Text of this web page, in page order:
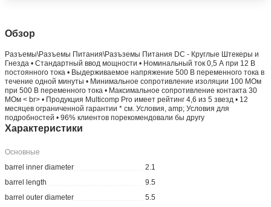
Обзор
Разъемы\Разъемы Питания\Разъземы Питания DC - Круглые Штекеры и
Гнезда • Стандартный ввод мощности • Номинальный ток 0,5 А при 12 В
постоянного тока • Выдерживаемое напряжение 500 В переменного тока в
течение одной минуты • Минимальное сопротивление изоляции 100 МОм
при 500 В переменного тока • Максимальное сопротивление контакта 30
МОм < br> • Продукция Multicomp Pro имеет рейтинг 4,6 из 5 звезд • 12
месяцев ограниченной гарантии * см. Условия, amp; Условия для
подробностей • 96% клиентов порекомендовали бы другу
Характеристики
Основные
barrel inner diameter
2.1
barrel length
9.5
barrel outer diameter
5.5